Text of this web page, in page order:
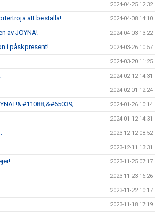
2024-04-25 12:32
att beställa! 2024-04-08 14:10
av JOYNA! 2024-04-03 13:22
i påskpresent! 2024-03-26 10:57
2024-03-20 11:25
2024-02-12 14:31
2024-02-01 12:24
2024-01-26 10:14
2024-01-12 14:31
2023-12-12 08:52
2023-12-11 13:31
2023-11-25 07:17
2023-11-23 16:26
2023-11-22 10:17
2023-11-18 17:19